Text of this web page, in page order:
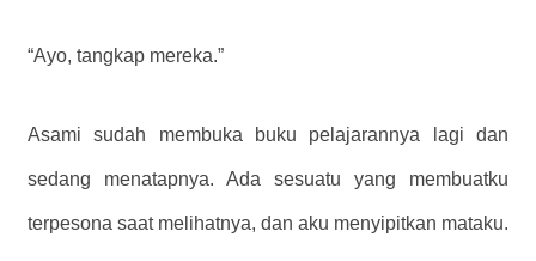
“Ayo, tangkap mereka.”
Asami sudah membuka buku pelajarannya lagi dan
sedang menatapnya. Ada sesuatu yang membuatku
terpesona saat melihatnya, dan aku menyipitkan mataku.